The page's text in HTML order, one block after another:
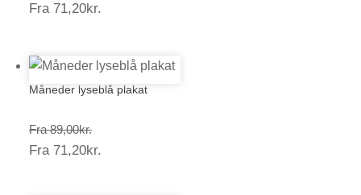
89,00kr.
Fra 71,20kr.
Måneder lyseblå plakat
Fra 89,00kr.Prisinterval:
89,00kr.
Fra 71,20kr.